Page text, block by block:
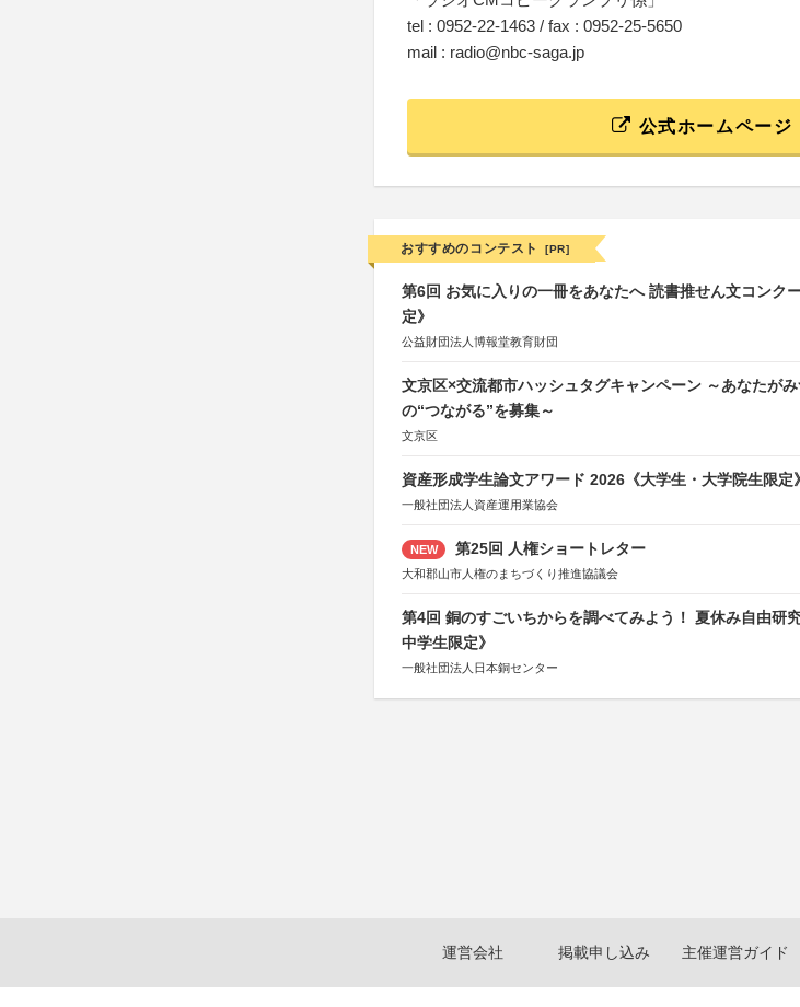
tel : 0952-22-1463 / fax : 0952-25-5650
mail : radio@nbc-saga.jp
公式ホームページ
おすすめのコンテスト [PR]
第6回 お気に入りの一冊をあなたへ 読書推せん文コンク
定》
公益財団法人博報堂教育財団
文京区×交流都市ハッシュタグキャンペーン ～あなたが
の“つながる”を募集～
文京区
資産形成学生論文アワード 2026《大学生・大学院生限定》
一般社団法人資産運用業協会
NEW 第25回 人権ショートレター
大和郡山市人権のまちづくり推進協議会
第4回 銅のすごいちからを調べてみよう！ 夏休み自由研
中学生限定》
一般社団法人日本銅センター
運営会社 掲載申し込み 主催運営ガイド